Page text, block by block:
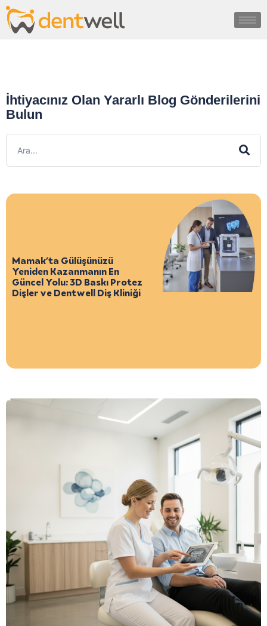
İhtiyacınız Olan Yararlı Blog Gönderilerini
Bulun
Mamak’ta Gülüşünüzü
Yeniden Kazanmanın En
Güncel Yolu: 3D Baskı Protez
Dişler ve Dentwell Diş Kliniği